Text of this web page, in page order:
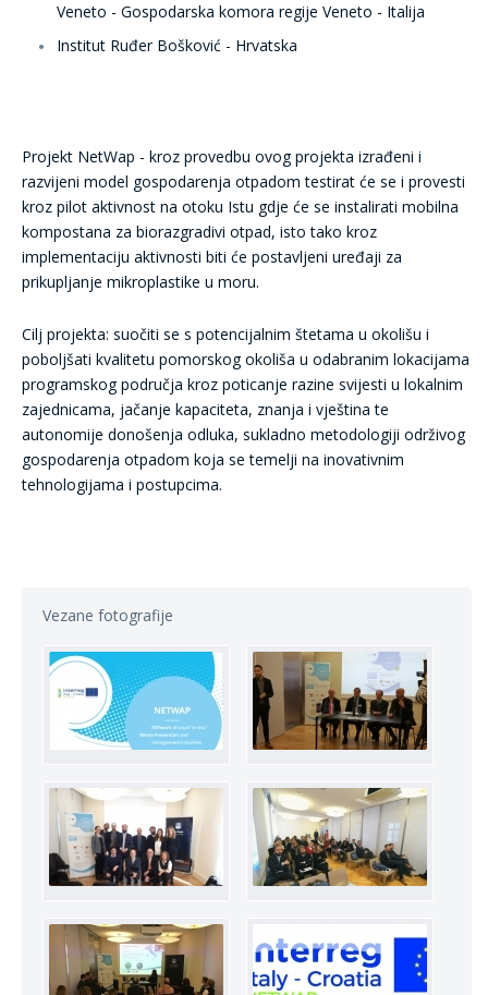
Veneto - Gospodarska komora regije Veneto - Italija
Institut Ruđer Bošković - Hrvatska
Projekt NetWap - kroz provedbu ovog projekta izrađeni i
razvijeni model gospodarenja otpadom testirat će se i provesti
kroz pilot aktivnost na otoku Istu gdje će se instalirati mobilna
kompostana za biorazgradivi otpad, isto tako kroz
implementaciju aktivnosti biti će postavljeni uređaji za
prikupljanje mikroplastike u moru.
Cilj projekta: suočiti se s potencijalnim štetama u okolišu i
poboljšati kvalitetu pomorskog okoliša u odabranim lokacijama
programskog područja kroz poticanje razine svijesti u lokalnim
zajednicama, jačanje kapaciteta, znanja i vještina te
autonomije donošenja odluka, sukladno metodologiji održivog
gospodarenja otpadom koja se temelji na inovativnim
tehnologijama i postupcima.
Vezane fotografije